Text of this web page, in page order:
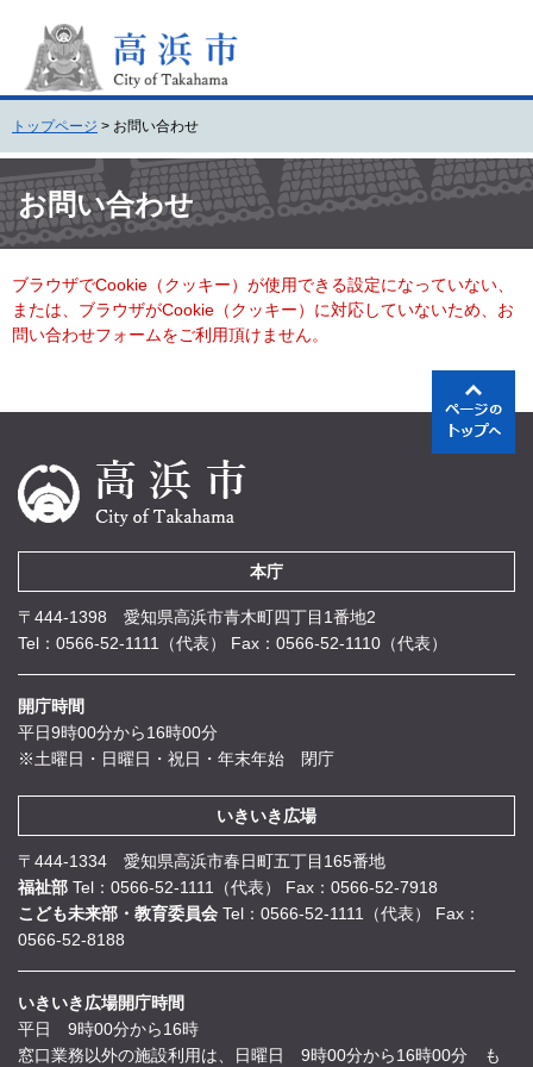
頭
で
す
。
飛
ば
し
て
本
へ
トップページ > お問い合わせ
文 お問い合わせ
ブラウザでCookie（クッキー）が使用できる設定になっていない、
または、ブラウザがCookie（クッキー）に対応していないため、お
問い合わせフォームをご利用頂けません。
本庁
〒444-1398 愛知県高浜市青木町四丁目1番地2
Tel：0566-52-1111（代表）
Fax：0566-52-1110（代表）
開庁時間
平日9時00分から16時00分
※土曜日・日曜日・祝日・年末年始 閉庁
いきいき広場
〒444-1334 愛知県高浜市春日町五丁目165番地
福祉部 Tel：0566-52-1111（代表）
Fax：0566-52-7918
こども未来部・教育委員会 Tel：0566-52-1111（代表）
Fax：
0566-52-8188
いきいき広場開庁時間
平日 9時00分から16時
窓口業務以外の施設利用は、日曜日 9時00分から16時00分 も